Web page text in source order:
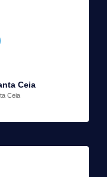
Ceia
Ceia